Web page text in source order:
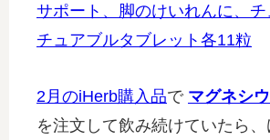
サポート、脚のけいれんに、チ
チュアブルタブレット各11粒
2月のiHerb購入品で マグネシ
を注文して飲み続けていたら